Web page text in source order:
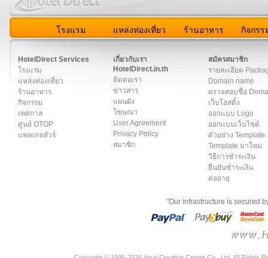
โรงแรม แหล่งท่องเที่ยว ร้านอาหาร กิจกรร
HotelDirect Services
โรงแรม
แหล่งท่องเที่ยว
ร้านอาหาร
กิจกรรม
เทศกาล
ศูนย์ OTOP
แพคเกจทัวร์
เกี่ยวกับเรา
HotelDirect.in.th
ติดต่อเรา
ข่าวสาร
แผนผัง
โฆษณา
User Agreement
Privacy Policy
สมาชิก
สมัครสมาชิก
รายละเอียด
Domain name
ตรวจสอบชื่อ
เว็บโฮสติ้ง
ออกแบบ Logo
ออกแบบเว็บไซต์
ตัวอย่าง Template
Template มาใหม่
วิธีการชำระเงิน
ยืนยันชำระเงิน
ต่ออายุ
"Our infrastructure is secured